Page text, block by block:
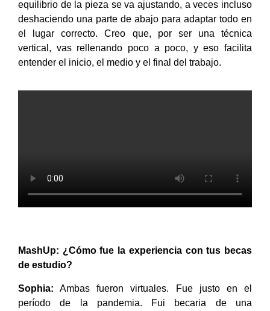
equilibrio de la pieza se va ajustando, a veces incluso
deshaciendo una parte de abajo para adaptar todo en
el lugar correcto. Creo que, por ser una técnica
vertical, vas rellenando poco a poco, y eso facilita
entender el inicio, el medio y el final del trabajo.
MashUp: ¿Cómo fue la experiencia con tus becas
de estudio?
Sophia: Ambas fueron virtuales. Fue justo en el
período de la pandemia. Fui becaria de una